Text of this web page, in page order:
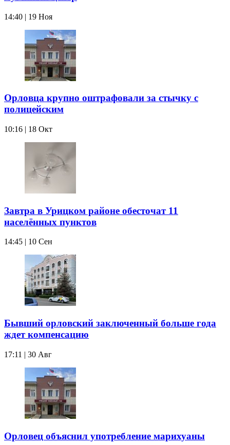
14:40 | 19 Ноя
Орловца крупно оштрафовали за стычку с
полицейским
10:16 | 18 Окт
Завтра в Урицком районе обесточат 11
населённых пунктов
14:45 | 10 Сен
Бывший орловский заключенный больше года
ждет компенсацию
17:11 | 30 Авг
Орловец объяснил употребление марихуаны